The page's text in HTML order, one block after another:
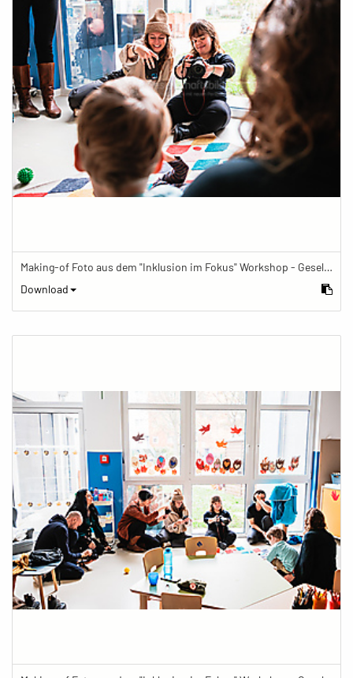
Making-of Foto aus dem "Inklusion im Fokus" Workshop - Gesellschaftsbilder.de Fotoworkshop „Inklusion im Fokus“ beim Känguru Leipzig
Download